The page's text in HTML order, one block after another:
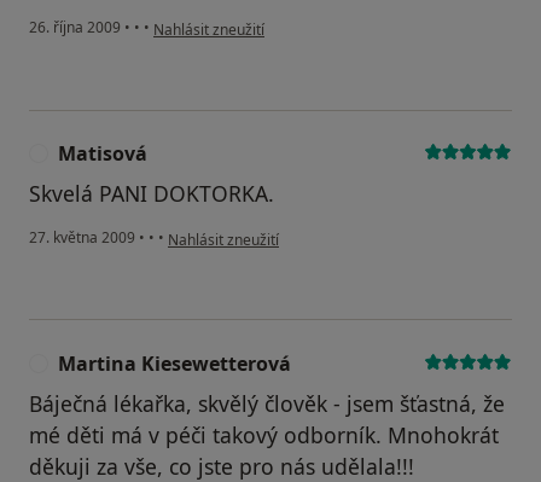
26. října 2009 • • • podle názoru uživatele Váš účet byl odstraněn
Nahlásit zneužití
Matisová
Skvelá PANI DOKTORKA.
27. května 2009 • • • podle názoru uživatele Matisová
Nahlásit zneužití
Martina Kiesewetterová
Báječná lékařka, skvělý člověk - jsem šťastná, že
mé děti má v péči takový odborník. Mnohokrát
děkuji za vše, co jste pro nás udělala!!!